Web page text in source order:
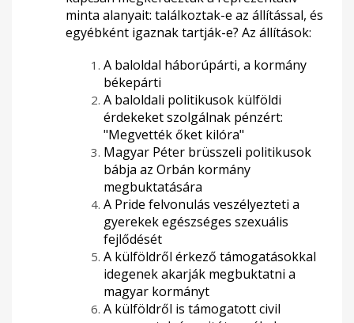
minta alanyait: találkoztak-e az állítással, és
egyébként igaznak tartják-e? Az állítások:
A baloldal háborúpárti, a kormány
békepárti
A baloldali politikusok külföldi
érdekeket szolgálnak pénzért:
"Megvették őket kilóra"
Magyar Péter brüsszeli politikusok
bábja az Orbán kormány
megbuktatására
A Pride felvonulás veszélyezteti a
gyerekek egészséges szexuális
fejlődését
A külföldről érkező támogatásokkal
idegenek akarják megbuktatni a
magyar kormányt
A külföldről is támogatott civil